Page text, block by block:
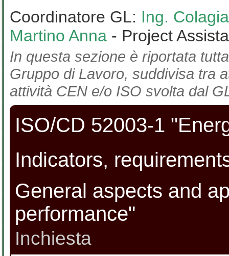
Coordinatore GL: Ing.
Martino Anna - Project
In questa sezione è riportata
Gruppo di Lavoro, suddivisa tra
attività CEN e/o ISO svolta dal
ISO/CD 52003-1
Indicators,
General aspects and
performance"
Inchiesta